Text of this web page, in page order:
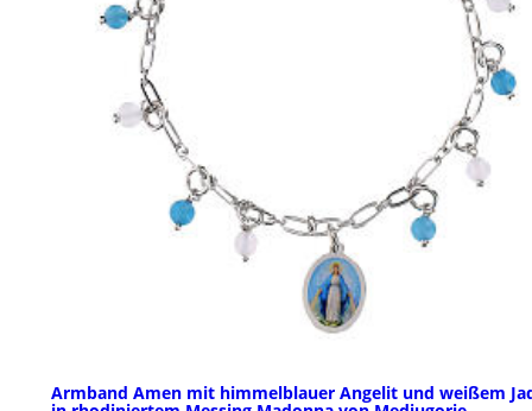
Armband Amen mit himmelblauer Angelit und weißem